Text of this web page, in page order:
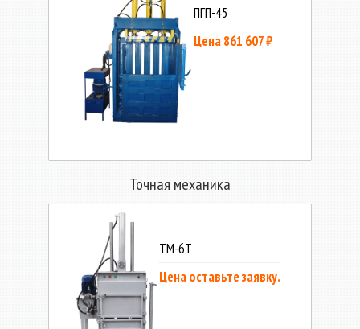
ПГП-45
Цена 861 607 ₽
Точная механика
ТМ-6Т
Цена оставьте заявку.